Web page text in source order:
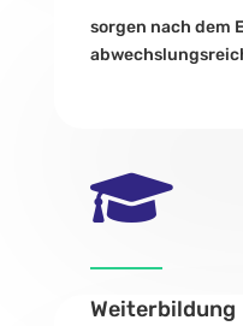
sorgen nach dem

Weiterbildung